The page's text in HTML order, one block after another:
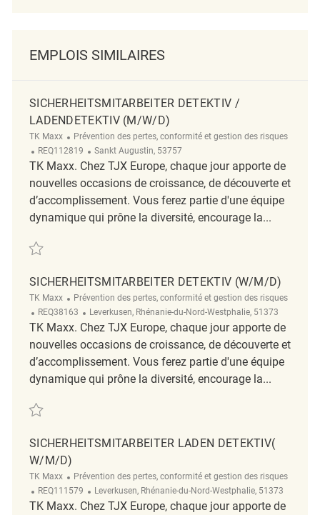
EMPLOIS SIMILAIRES
SICHERHEITSMITARBEITER DETEKTIV /
LADENDETEKTIV (M/W/D)
TK Maxx Catégorie
Prévention des pertes, conformité et gestion des risques
ReqId
REQ112819 Emplacement
Sankt Augustin, 53757
TK Maxx. Chez TJX Europe, chaque jour apporte de
nouvelles occasions de croissance, de découverte et
d’accomplissement. Vous ferez partie d'une équipe
dynamique qui prône la diversité, encourage la...
Sauvegarder Sicherheitsmitarbeiter Detektiv / Ladendetektiv (m/w/d)
SICHERHEITSMITARBEITER DETEKTIV (W/M/D)
TK Maxx Catégorie
Prévention des pertes, conformité et gestion des risques
ReqId
REQ38163 Emplacement
Leverkusen, Rhénanie-du-Nord-Westphalie, 51373
TK Maxx. Chez TJX Europe, chaque jour apporte de
nouvelles occasions de croissance, de découverte et
d’accomplissement. Vous ferez partie d'une équipe
dynamique qui prône la diversité, encourage la...
Sauvegarder Sicherheitsmitarbeiter Detektiv (w/m/d) REQ38163
SICHERHEITSMITARBEITER LADEN DETEKTIV(
W/M/D)
TK Maxx Catégorie
Prévention des pertes, conformité et gestion des risques
ReqId
REQ111579 Emplacement
Leverkusen, Rhénanie-du-Nord-Westphalie, 51373
TK Maxx. Chez TJX Europe, chaque jour apporte de